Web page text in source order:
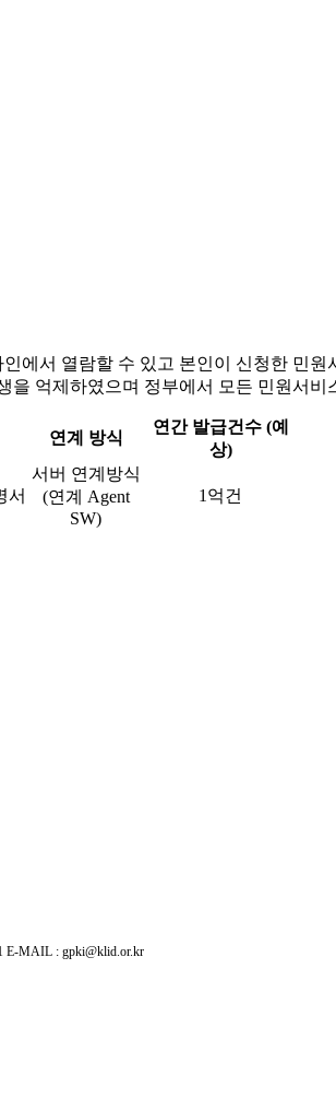
에서 열람할 수 있고 본인이 신청한 민
억제하였으며 정부에서 모든 민원서
연계 방식
연간 발급건수 (예
상)
서
서버 연계방식
(연계 Agent
SW)
1억건
E-MAIL : gpki@klid.or.kr